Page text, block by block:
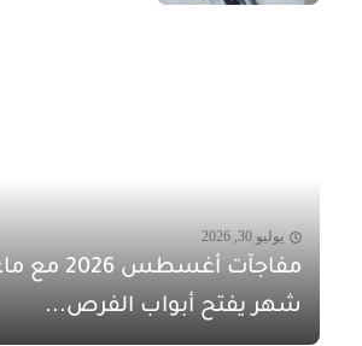
يوليو 30, 2026
مفاجآت
شهر يفتح أبواب الفرص...